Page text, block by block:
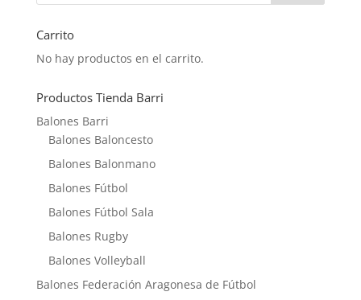
Carrito
No hay productos en el carrito.
Productos Tienda Barri
Balones Barri
Balones Baloncesto
Balones Balonmano
Balones Fútbol
Balones Fútbol Sala
Balones Rugby
Balones Volleyball
Balones Federación Aragonesa de Fútbol